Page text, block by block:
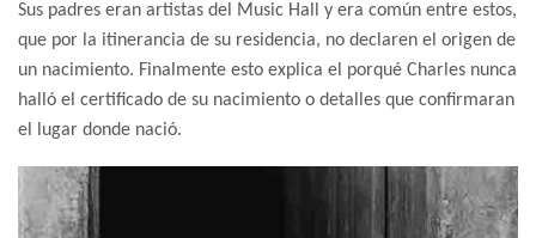
Sus padres eran artistas del Music Hall y era común entre estos,
que por la itinerancia de su residencia, no declaren el origen de
un nacimiento. Finalmente esto explica el porqué Charles nunca
halló el certificado de su nacimiento o detalles que confirmaran
el lugar donde nació.